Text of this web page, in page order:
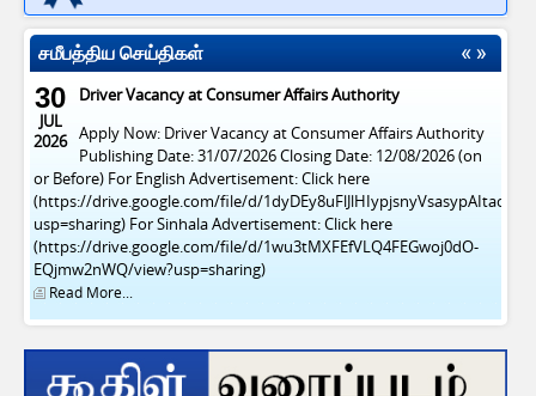
சமீபத்திய செய்திகள்
(https://drive.google.com/file/d/1wu3tMXFEfVLQ4FEGwoj0dO-
EQjmw2nWQ/view?usp=sharing)
Read More...
29
APR
2026
Vacancies at Consumer Affairs Authority
Publish Date : 20/04/2026 Closing Date : 03/05/2026 (On or
Before) For English News Paper Notice සිංහල පුවත්පත්
දැන්වීම සඳහා தமிழ் செய்தித்தாள் அறிவிப்புக்கு
Read More...